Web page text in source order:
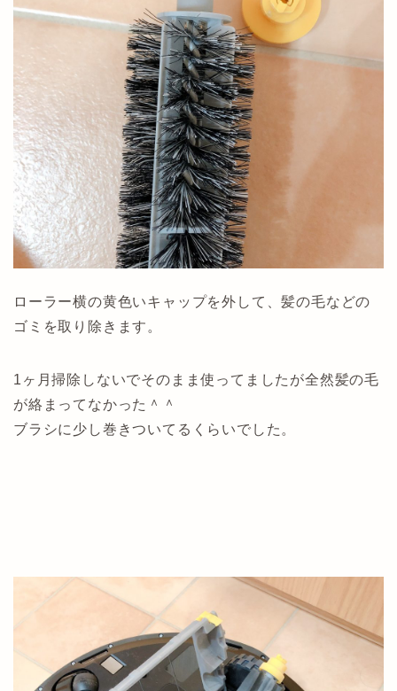
ローラー横の黄色いキャップを外して、髪の毛などの
ゴミを取り除きます。
1ヶ月掃除しないでそのまま使ってましたが全然髪の毛
が絡まってなかった＾＾
ブラシに少し巻きついてるくらいでした。